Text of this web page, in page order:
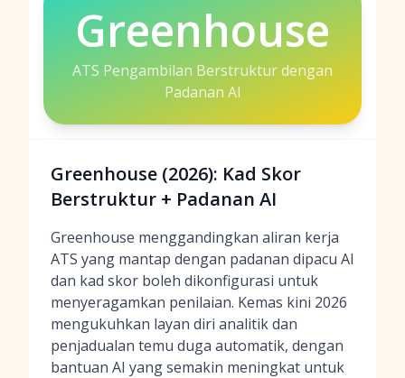
Greenhouse
ATS Pengambilan Berstruktur dengan
Padanan AI
Greenhouse (2026): Kad Skor
Berstruktur + Padanan AI
Greenhouse menggandingkan aliran kerja
ATS yang mantap dengan padanan dipacu AI
dan kad skor boleh dikonfigurasi untuk
menyeragamkan penilaian. Kemas kini 2026
mengukuhkan layan diri analitik dan
penjadualan temu duga automatik, dengan
bantuan AI yang semakin meningkat untuk